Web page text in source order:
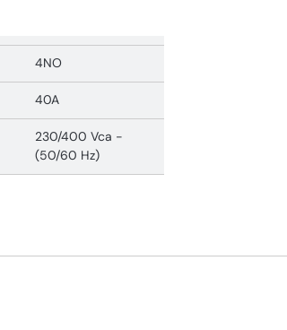
4NO
40A
230/400 Vca -
(50/60 Hz)